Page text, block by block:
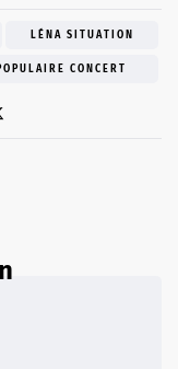
LÉNA SITUATION
CONCERT